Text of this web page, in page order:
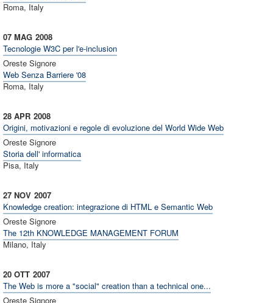
Roma, Italy
2008
07 MAG
Tecnologie W3C per l'e-inclusion
Oreste Signore
Web Senza Barriere '08
Roma, Italy
2008
28 APR
Origini, motivazioni e regole di evoluzione del World Wide Web
Oreste Signore
Storia dell' informatica
Pisa, Italy
2007
27 NOV
Knowledge creation: integrazione di HTML e Semantic Web
Oreste Signore
The 12th KNOWLEDGE MANAGEMENT FORUM
Milano, Italy
2007
20 OTT
The Web is more a "social" creation than a technical one...
Oreste Signore